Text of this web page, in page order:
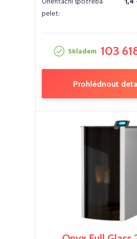
pelet:
Skladem 103
Prohlédnout